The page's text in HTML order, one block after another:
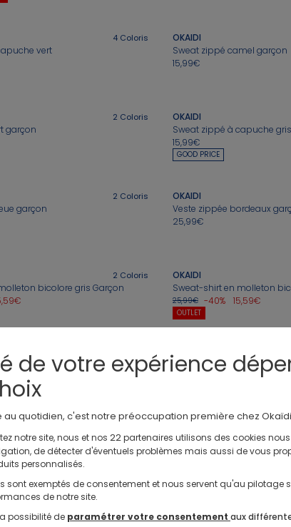
Nos Tenues Complètes Chaussons
Nos Robes
4 Coloris
vert
OKAIDI
Sweat zippé camel garçon
15,99€
2 Coloris
garçon
GOOD PRICE
OKAIDI
Sweat zippé à capuche
15,99€
2 Coloris
garçon
OKAIDI
Veste zippée bordeaux
25,99€
2 Coloris
bicolore gris Garçon
OUTLET
OKAIDI
Sweat-shirt en molleton
25,99€ -40% 15,59€
1
de votre expérience
au quotidien, c'est notre préoccupation première chez
notre site, nous et nos 22partenaires utilisons des cookies
de détecter d'éventuels problèmes mais aussi de vous
personnalisés.
sont exemptés de consentement et nous servent qu'au pilotage
de notre site.
possibilité de paramétrer votre consentement aux